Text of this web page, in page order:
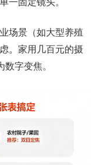
一固定镜头。
场景（如大型养殖
。家用几百元的摄
字变焦。